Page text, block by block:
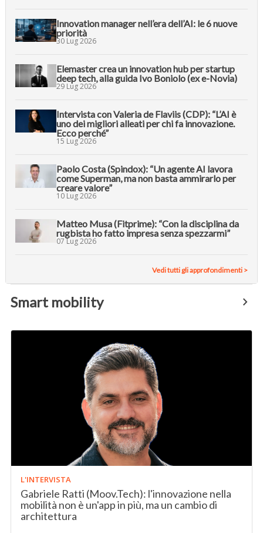
Innovation manager nell’era dell’AI: le 6 nuove
priorità
30 Lug 2026
Elemaster crea un innovation hub per startup
deep tech, alla guida Ivo Boniolo (ex e-Novia)
29 Lug 2026
Intervista con Valeria de Flaviis (CDP): “L’AI è
uno dei migliori alleati per chi fa innovazione.
Ecco perché”
15 Lug 2026
Paolo Costa (Spindox): “Un agente AI lavora
come Superman, ma non basta ammirarlo per
creare valore”
10 Lug 2026
Matteo Musa (Fitprime): “Con la disciplina da
rugbista ho fatto impresa senza spezzarmi”
07 Lug 2026
Vedi tutti gli approfondimenti >
Smart mobility
L'INTERVISTA
Gabriele Ratti (Moov.Tech): l'innovazione nella
mobilità non è un'app in più, ma un cambio di
architettura